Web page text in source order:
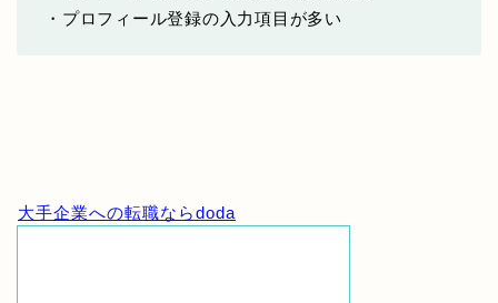
・プロフィール登録の入力項目が多い
大手企業への転職ならdoda